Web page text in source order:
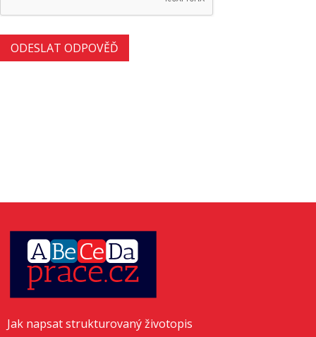
Jak napsat strukturovaný životopis